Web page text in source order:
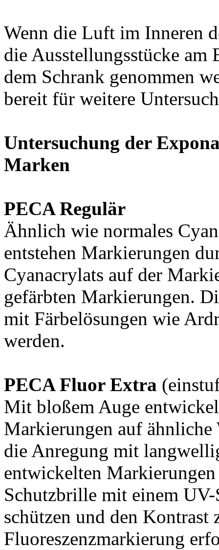
Wenn die Luft im Inneren
die Ausstellungsstücke am
dem Schrank genommen
bereit für weitere
Untersuchung der
Marken
PECA Regulär
Ähnlich wie normales
entstehen Markierungen
Cyanacrylats auf der
gefärbten Markierungen.
mit Färbelösungen wie
werden.
PECA Fluor Extra
Mit bloßem Auge
Markierungen auf ähnliche
die Anregung mit
entwickelten
Schutzbrille mit einem
schützen und den Kontrast
Fluoreszenzmarkierung